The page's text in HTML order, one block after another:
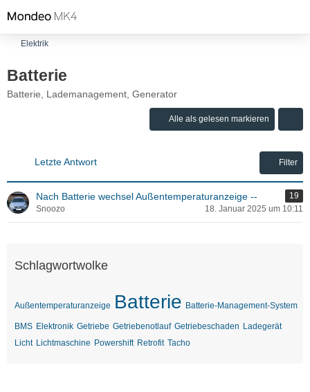
Elektrik
Batterie
Batterie, Lademanagement, Generator
Alle als gelesen markieren
Letzte Antwort Filter
Nach Batterie wechsel Außentemperaturanzeige --
19
Snoozo
18. Januar 2025 um 10:11
Schlagwortwolke
Außentemperaturanzeige Batterie Batterie-Management-System
BMS Elektronik Getriebe Getriebenotlauf Getriebeschaden Ladegerät
Licht Lichtmaschine Powershift Retrofit Tacho